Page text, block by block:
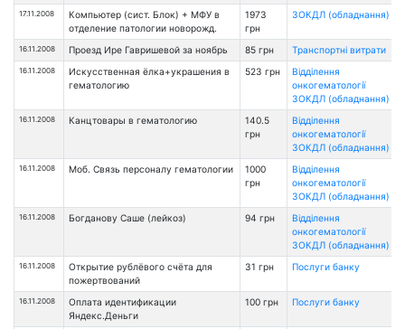
17.11.2008
Компьютер (сист. Блок) + МФУ в
отделение патологии новорожд.
1973
грн
ЗОКДЛ (обладнання)
16.11.2008 Проезд Ире Гавришевой за ноябрь 85 грн Транспортні витрати
16.11.2008
Искусственная ёлка+украшения в
гематологию
523 грн
Відділення
онкогематології
ЗОКДЛ (обладнання)
16.11.2008 Канцтовары в гематологию
140.5
грн
Відділення
онкогематології
ЗОКДЛ (обладнання)
16.11.2008 Моб. Связь персоналу гематологии
1000
грн
Відділення
онкогематології
ЗОКДЛ (обладнання)
16.11.2008 Богданову Саше (лейкоз) 94 грн
Відділення
онкогематології
ЗОКДЛ (обладнання)
16.11.2008
Открытие рублёвого счёта для
пожертвований
31 грн Послуги банку
16.11.2008
Оплата идентификации
Яндекс.Деньги
100 грн Послуги банку